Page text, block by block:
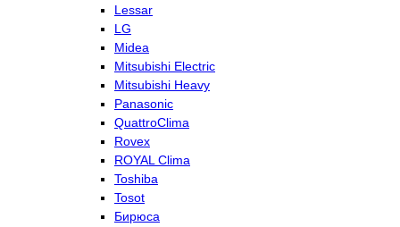
Lessar
LG
Midea
Mitsubishi Electric
Mitsubishi Heavy
Panasonic
QuattroClima
Rovex
ROYAL Clima
Toshiba
Tosot
Бирюса